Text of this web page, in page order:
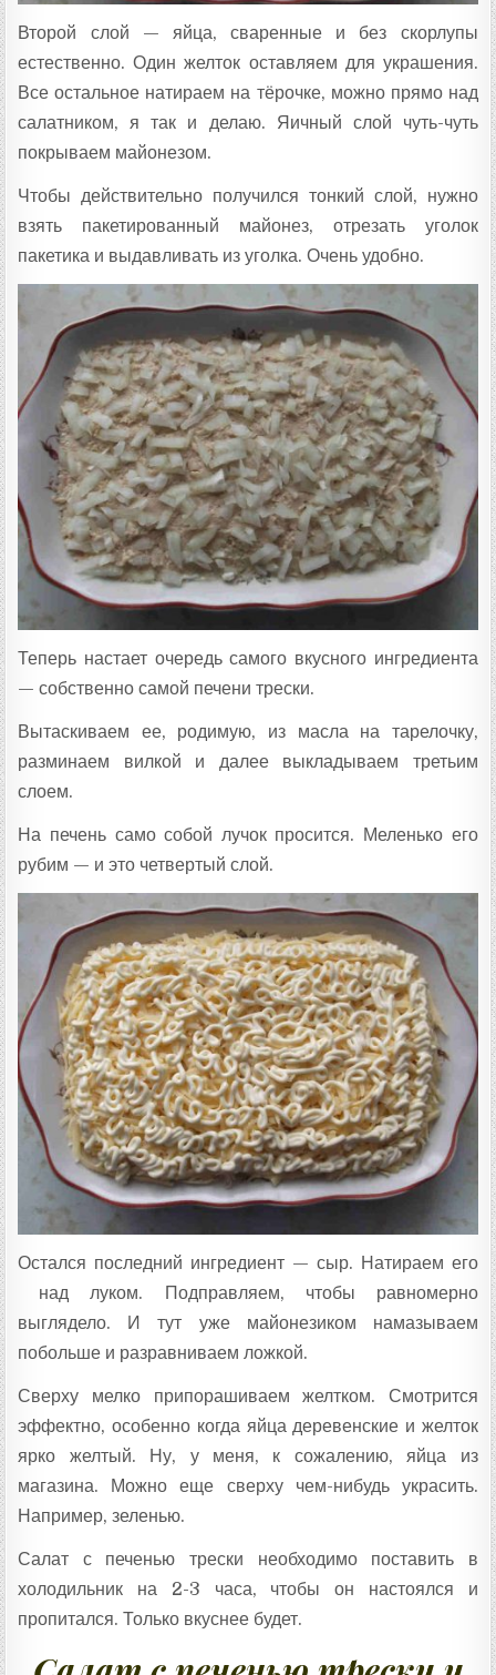
Второй слой — яйца, сваренные и без скорлупы
естественно. Один желток оставляем для украшения.
Все остальное натираем на тёрочке, можно прямо над
салатником, я так и делаю. Яичный слой чуть-чуть
покрываем майонезом.
Чтобы действительно получился тонкий слой, нужно
взять пакетированный майонез, отрезать уголок
пакетика и выдавливать из уголка. Очень удобно.
Теперь настает очередь самого вкусного ингредиента
— собственно самой печени трески.
Вытаскиваем ее, родимую, из масла на тарелочку,
разминаем вилкой и далее выкладываем третьим
слоем.
На печень само собой лучок просится. Меленько его
рубим — и это четвертый слой.
Остался последний ингредиент — сыр. Натираем его
над луком. Подправляем, чтобы равномерно
выглядело. И тут уже майонезиком намазываем
побольше и разравниваем ложкой.
Сверху мелко припорашиваем желтком. Смотрится
эффектно, особенно когда яйца деревенские и желток
ярко желтый. Ну, у меня, к сожалению, яйца из
магазина. Можно еще сверху чем-нибудь украсить.
Например, зеленью.
Салат с печенью трески необходимо поставить в
холодильник на 2-3 часа, чтобы он настоялся и
пропитался. Только вкуснее будет.